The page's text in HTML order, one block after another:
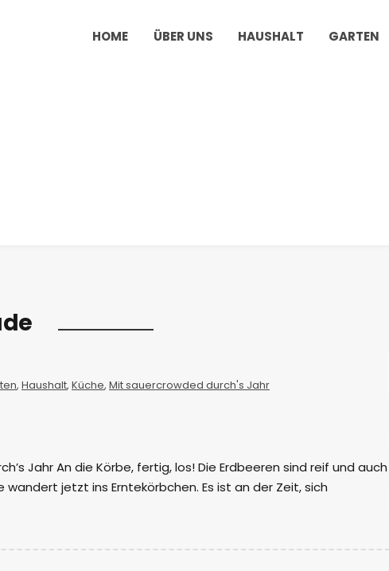
HOME ÜBER UNS HAUSHALT GARTEN
, Haushalt, Küche, Mit sauercrowded durch's Jahr
Jahr An die Körbe, fertig, los! Die Erdbeeren sind reif und auch
wandert jetzt ins Erntekörbchen. Es ist an der Zeit, sich